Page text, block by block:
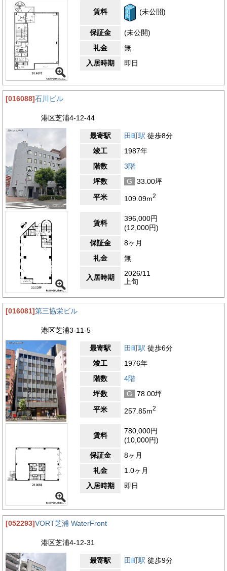
賃料 (未公開)
保証金
(未公開)
礼金
無
入居時期
即日
[016088]石川ビル
港区芝浦4-12-44
最寄駅 田町駅 徒歩8分
竣工
1987年
階数
3階
坪数
G
33.00坪
平米
109.09m2
賃料
396,000円
(12,000円)
保証金
8ヶ月
礼金
無
入居時期
2026/11
上旬
[016081]第三協栄ビル
港区芝浦3-11-5
最寄駅 田町駅 徒歩6分
竣工
1976年
階数
4階
坪数
G
78.00坪
平米
257.85m2
賃料
780,000円
(10,000円)
保証金
8ヶ月
礼金
1.0ヶ月
入居時期
即日
[052293]VORT芝浦 WaterFront
港区芝浦4-12-31
最寄駅 田町駅 徒歩9分